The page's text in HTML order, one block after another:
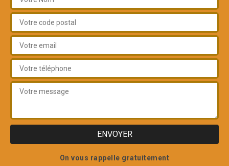
On vous rappelle gratuitement